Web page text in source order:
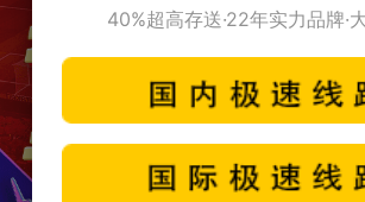
40%超高存送·22年实力品牌·